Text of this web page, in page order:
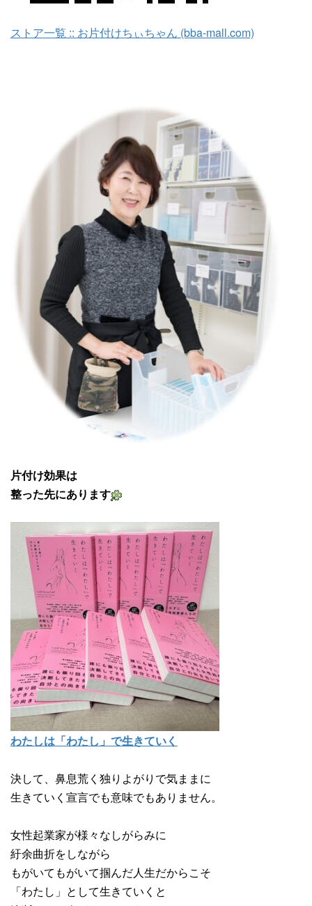
ストア一覧 :: お片付けちぃちゃん (bba-mall.com)
片付け効果は
整った先にあります
わたしは「わたし」で生きていく
決して、鼻息荒く独りよがりで気ままに
生きていく宣言でも意味でもありません。
女性起業家が様々なしがらみに
紆余曲折をしながら
もがいてもがいて掴んだ人生だからこそ
「わたし」として生きていくと